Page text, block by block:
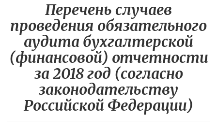
Перечень случаев
проведения обязательного
аудита бухгалтерской
(финансовой) отчетности
за 2018 год (согласно
законодательству
Российской Федерации)